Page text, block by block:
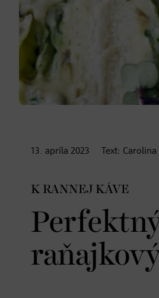
13. apríla 2023 Text: Carolina
K RANNEJ KÁVE